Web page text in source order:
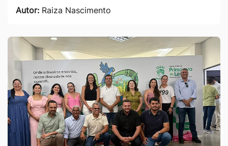
Autor: Raiza Nascimento